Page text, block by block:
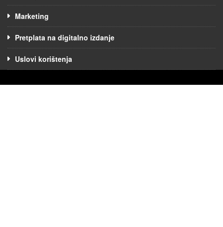
Marketing
Pretplata na digitalno izdanje
Uslovi korištenja